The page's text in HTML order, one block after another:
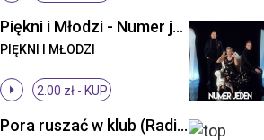
Piękni i Młodzi - Numer jeden (Original Mix)
PIĘKNI I MŁODZI
2.00 zł - KUP
Pora ruszać w klub (Radio Edit)